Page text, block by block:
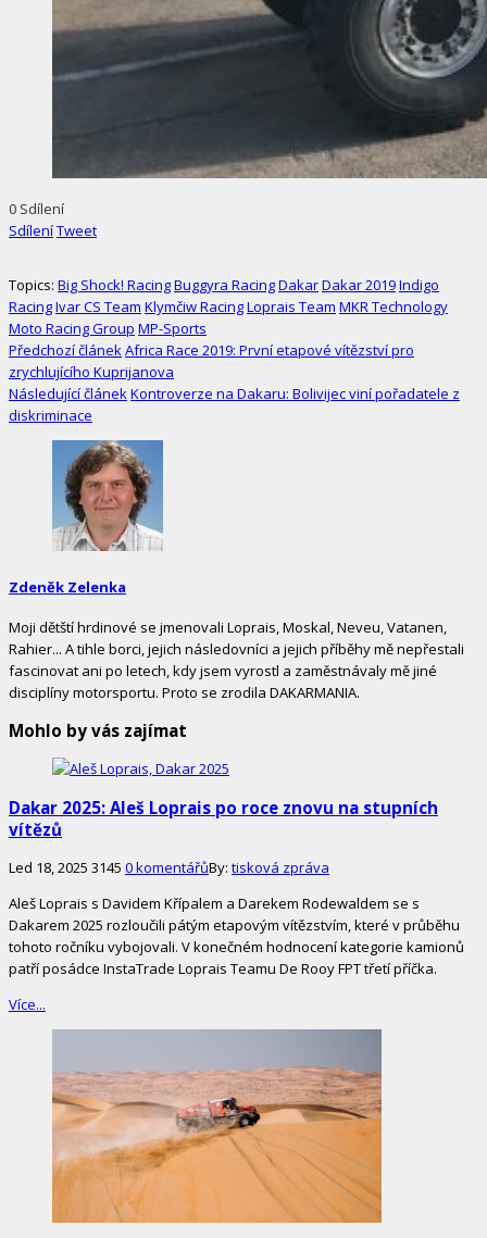
0 Sdílení
SdíleníTweet
Topics: Big Shock! RacingBuggyra RacingDakarDakar 2019Indigo
RacingIvar CS Team Klymčiw RacingLoprais Team MKR Technology
Moto Racing Group MP-Sports
Předchozí článekAfrica Race 2019: První etapové vítězství pro
zrychlujícího Kuprijanova
Následující článekKontroverze na Dakaru: Bolivijec viní pořadatele z
diskriminace
Zdeněk Zelenka
Moji dětští hrdinové se jmenovali Loprais, Moskal, Neveu, Vatanen,
Rahier... A tihle borci, jejich následovníci a jejich příběhy mě nepřestali
fascinovat ani po letech, kdy jsem vyrostl a zaměstnávaly mě jiné
disciplíny motorsportu. Proto se zrodila DAKARMANIA.
Mohlo by vás zajímat
Dakar 2025: Aleš Loprais po roce znovu na stupních
vítězů
Led 18, 2025 3145 0 komentářůBy: tisková zpráva
Aleš Loprais s Davidem Křípalem a Darekem Rodewaldem se s
Dakarem 2025 rozloučili pátým etapovým vítězstvím, které v průběhu
tohoto ročníku vybojovali. V konečném hodnocení kategorie kamionů
patří posádce InstaTrade Loprais Teamu De Rooy FPT třetí příčka.
Více...